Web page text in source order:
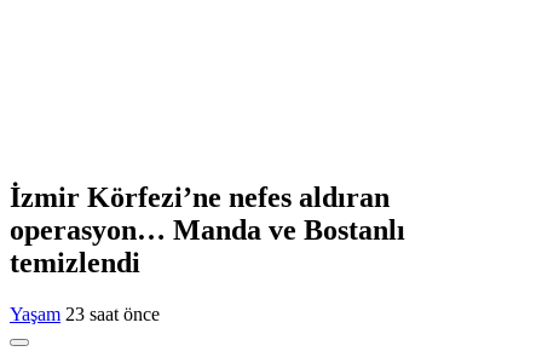
İzmir Körfezi’ne nefes aldıran
operasyon… Manda ve Bostanlı
temizlendi
Yaşam 23 saat önce